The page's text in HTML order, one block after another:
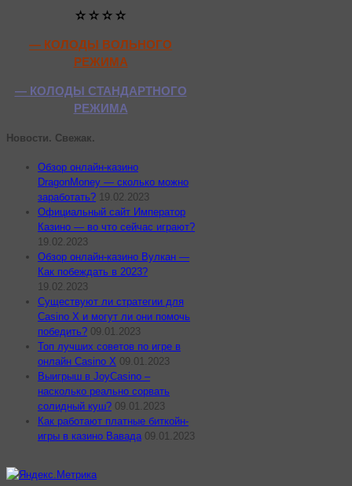
✫ ✫ ✫ ✫
— КОЛОДЫ ВОЛЬНОГО
РЕЖИМА
— КОЛОДЫ СТАНДАРТНОГО
РЕЖИМА
Новости. Свежак.
Обзор онлайн-казино
DragonMoney — сколько можно
заработать? 19.02.2023
Официальный сайт Император
Казино — во что сейчас играют?
19.02.2023
Обзор онлайн-казино Вулкан —
Как побеждать в 2023?
19.02.2023
Существуют ли стратегии для
Casino X и могут ли они помочь
победить? 09.01.2023
Топ лучших советов по игре в
онлайн Casino X 09.01.2023
Выигрыш в JoyCasino –
насколько реально сорвать
солидный куш? 09.01.2023
Как работают платные биткойн-
игры в казино Вавада 09.01.2023